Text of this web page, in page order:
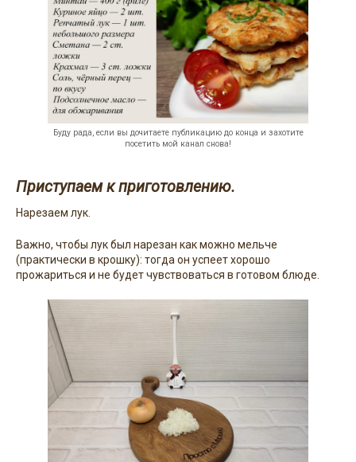
Буду рада, если вы дочитаете публикацию до конца и захотите
посетить мой канал снова!
Приступаем к приготовлению.
Нарезаем лук.
Важно, чтобы лук был нарезан как можно мельче
(практически в крошку): тогда он успеет хорошо
прожариться и не будет чувствоваться в готовом блюде.